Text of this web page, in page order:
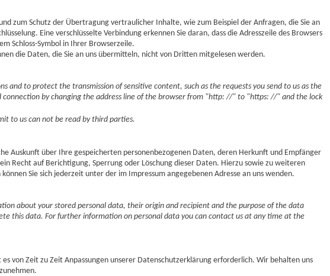
zum Schutz der Übertragung vertraulicher Inhalte, wie zum Beispiel der Anfragen, die Sie an
Eine verschlüsselte Verbindung erkennen Sie daran, dass die Adresszeile des Browsers
Schloss-Symbol in Ihrer Browserzeile.
die Daten, die Sie an uns übermitteln, nicht von Dritten mitgelesen werden.
and to protect the transmission of sensitive content, such as the requests you send to us as the
connection by changing the address line of the browser from "http: //" to "https: //" and the lock
to us can not be read by third parties.
Auskunft über Ihre gespeicherten personenbezogenen Daten, deren Herkunft und Empfänger
Recht auf Berichtigung, Sperrung oder Löschung dieser Daten. Hierzu sowie zu weiteren
Sie sich jederzeit unter der im Impressum angegebenen Adresse an uns wenden.
about your stored personal data, their origin and recipient and the purpose of the data
this data. For further information on personal data you can contact us at any time at the
von Zeit zu Zeit Anpassungen unserer Datenschutzerklärung erforderlich. Wir behalten uns